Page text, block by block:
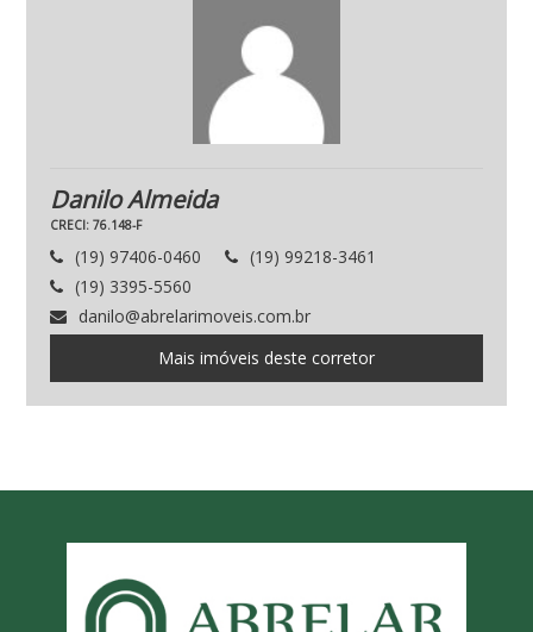
Danilo Almeida
CRECI: 76.148-F
(19) 97406-0460
(19) 99218-3461
(19) 3395-5560
danilo@abrelarimoveis.com.br
Mais imóveis deste corretor